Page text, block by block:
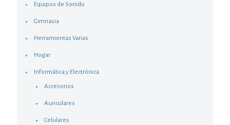
Equipos de Sonido
Gimnasia
Herramientas Varias
Hogar
Informática y Electrónica
Accesorios
Auriculares
Celulares